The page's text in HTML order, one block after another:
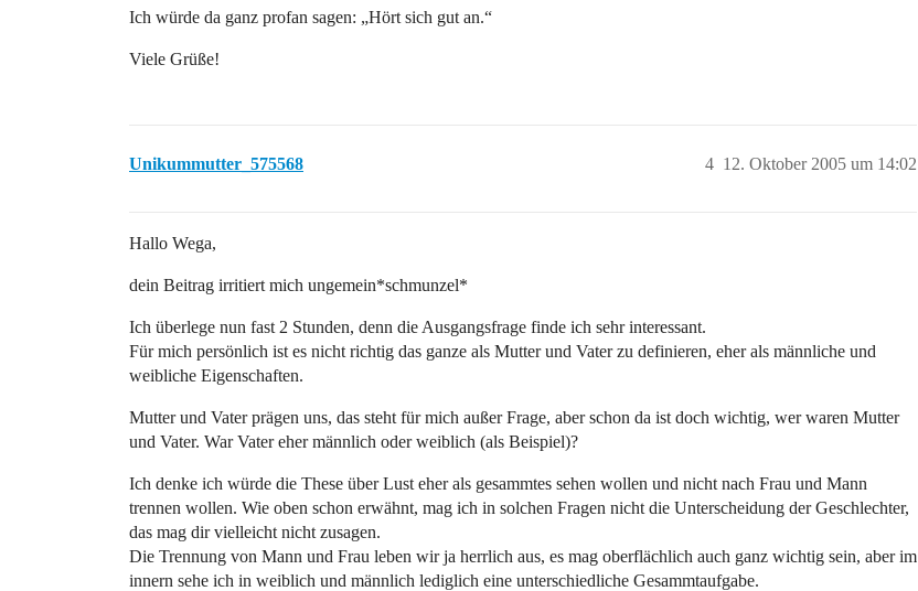
Ich würde da ganz profan sagen: „Hört sich gut an.“
Viele Grüße!
Unikummutter_575568 12. Oktober 2005 um 14:02
4
Hallo Wega,
dein Beitrag irritiert mich ungemein*schmunzel*
Ich überlege nun fast 2 Stunden, denn die Ausgangsfrage finde ich sehr interessant.
Für mich persönlich ist es nicht richtig das ganze als Mutter und Vater zu definieren, eher als männliche und
weibliche Eigenschaften.
Mutter und Vater prägen uns, das steht für mich außer Frage, aber schon da ist doch wichtig, wer waren Mutter
und Vater. War Vater eher männlich oder weiblich (als Beispiel)?
Ich denke ich würde die These über Lust eher als gesammtes sehen wollen und nicht nach Frau und Mann
trennen wollen. Wie oben schon erwähnt, mag ich in solchen Fragen nicht die Unterscheidung der Geschlechter,
das mag dir vielleicht nicht zusagen.
Die Trennung von Mann und Frau leben wir ja herrlich aus, es mag oberflächlich auch ganz wichtig sein, aber im
innern sehe ich in weiblich und männlich lediglich eine unterschiedliche Gesammtaufgabe.